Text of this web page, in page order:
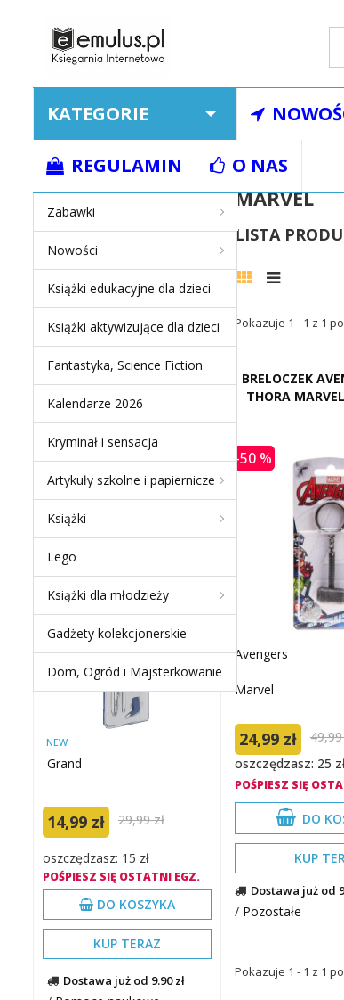
KATEGORIE
Zabawki
Nowości
Książki edukacyjne dla dzieci
Książki aktywizujące dla dzieci
Fantastyka, Science Fiction
Kalendarze 2026
Kryminał i sensacja
Artykuły szkolne i papiernicze
Książki
Lego
Książki dla młodzieży
Gadżety kolekcjonerskie
Dom, Ogród i Majsterkowanie
REGULAMIN O NAS
Strona główna Marvel
NEW PRODUCTS
KREŚLARSKI GR-C205 /
S20005E
-50 %
NEW
Grand
14,99 zł 29,99 zł
oszczędzasz: 15 zł
POŚPIESZ SIĘ OSTATNI EGZ.
DO KOSZYKA
KUP TERAZ
Dostawa już od 9.90 zł
MARVEL
LISTA
Pokazuje 1 - 1 z 1
BRELOCZEK
THORA
-50 %
Avengers
Marvel
24,99 zł
49,99
oszczędzasz: 25
POŚPIESZ SIĘ
DO
KUP
Dostawa już od
/ Pozostałe
Pokazuje 1 - 1 z 1